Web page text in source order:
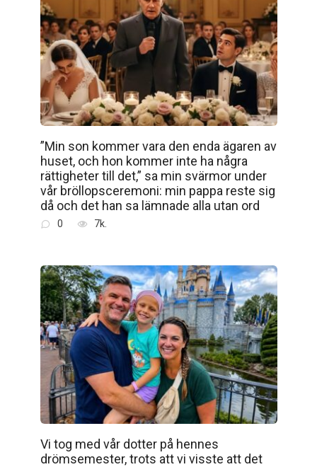
”Min son kommer vara den enda ägaren av
huset, och hon kommer inte ha några
rättigheter till det,” sa min svärmor under
vår bröllopsceremoni: min pappa reste sig
då och det han sa lämnade alla utan ord
0 7k.
Vi tog med vår dotter på hennes
drömsemester, trots att vi visste att det